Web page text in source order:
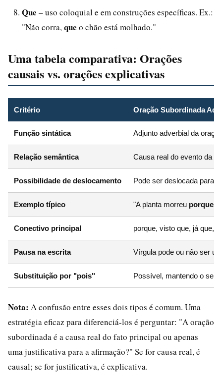
Que – uso coloquial e em construções específicas. Ex.:
"Não corra, que o chão está molhado."
Uma tabela comparativa: Orações
causais vs. orações explicativas
Critério Oração Subordinada
Função sintática Adjunto adverbial da
Relação semântica Causa real do evento da
Possibilidade de deslocamento Pode ser deslocada para
Exemplo típico "A planta morreu porque
Conectivo principal porque, visto que, já que,
Pausa na escrita Vírgula pode ou não ser
Substituição por "pois" Possível, mantendo o
Nota: A confusão entre esses dois tipos é comum. Uma
estratégia eficaz para diferenciá-los é perguntar: "A oração
subordinada é a causa real do fato principal ou apenas
uma justificativa para a afirmação?" Se for causa real, é
causal; se for justificativa, é explicativa.